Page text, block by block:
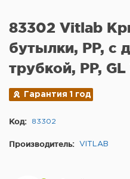
83302 Vitlab
бутылки, PP, с
трубкой, PP, GL
Гарантия 1 год
Код: 83302
Производитель: VITLAB